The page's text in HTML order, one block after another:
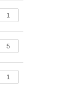
1
5
1